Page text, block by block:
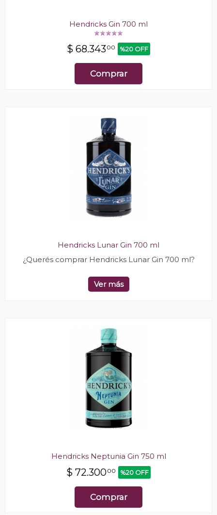
Hendricks Gin 700 ml
$ 68.343 00 %20 OFF
Comprar
Hendricks Lunar Gin 700 ml
¿Querés comprar Hendricks Lunar Gin 700 ml?
Ver más
Hendricks Neptunia Gin 750 ml
$ 72.30000 %20 OFF
Comprar